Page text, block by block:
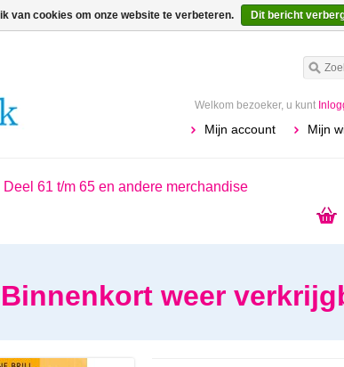
Welkom bezoeker, u kunt
Mijn account Mijn
Deel 61 t/m 65 en andere merchandise
weer
van cookies om onze website te verbeteren. Dit bericht